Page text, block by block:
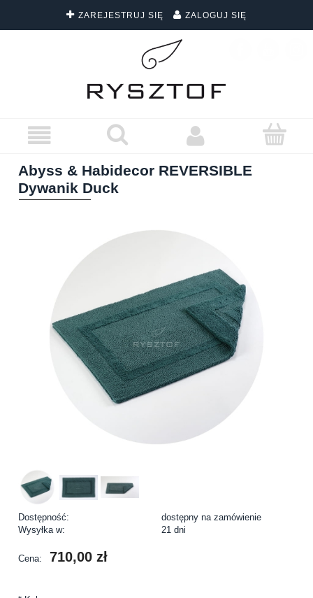
ZAREJESTRUJ SIĘ ZALOGUJ SIĘ
DARMOWA DOSTAWA WSZYSTKICH ZAMÓWIEŃ
Abyss & Habidecor REVERSIBLE
Dywanik Duck
Dostępność:
dostępny na zamówienie
Wysyłka w:
21 dni
Cena: 710,00 zł